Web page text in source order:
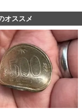
オススメ